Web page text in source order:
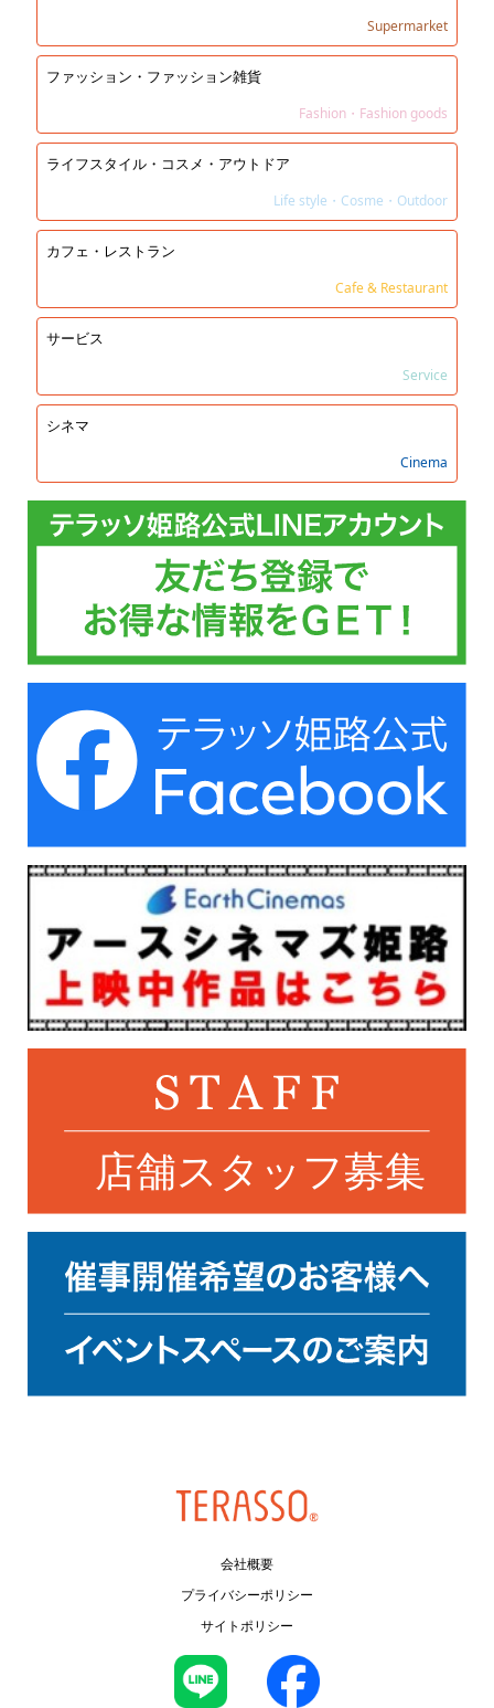
Supermarket
ファッション・ファッション雑貨
Fashion・Fashion goods
ライフスタイル・コスメ・アウトドア
Life style・Cosme・Outdoor
カフェ・レストラン
Cafe & Restaurant
サービス
Service
シネマ
Cinema
会社概要
プライバシーポリシー
サイトポリシー